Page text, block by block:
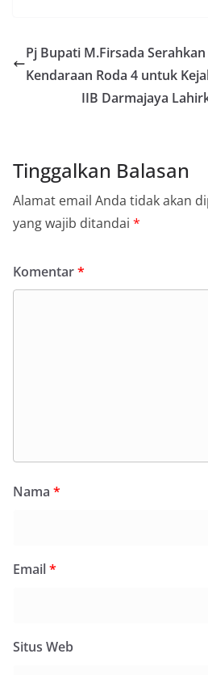
Pj Bupati M.Firsada
Kendaraan Roda 4 untuk
IIB Darmajaya
Tinggalkan Balasan
Alamat email Anda tidak akan
yang wajib ditandai *
Komentar*
Nama *
Email*
Situs Web